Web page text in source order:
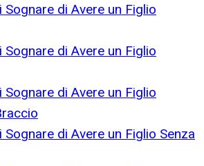
di Avere un Figlio
di Avere un Figlio
di Avere un Figlio
di Avere un Figlio Senza